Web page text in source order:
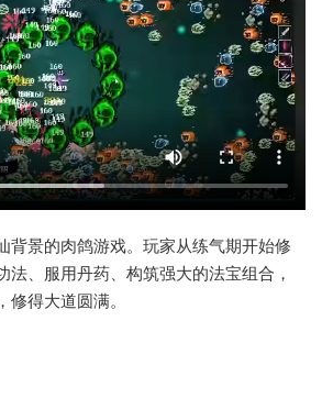
背景的肉鸽游戏。玩家从练气期开始修
法、服用丹药、构筑强大的法宝组合，
得大道圆满。